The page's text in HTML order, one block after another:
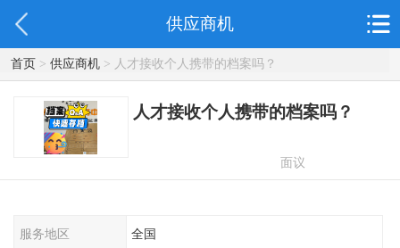
供应商机
首页> 供应商机> 人才接收个人携带的档案吗？
人才接收个人携带的档案吗？
面议
服务地区 全国